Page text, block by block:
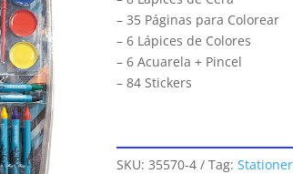
– 35 Páginas para Colorear
– 6 Lápices de Colores
– 6 Acuarela + Pincel
– 84 Stickers
SKU: 35570-4 Tag: